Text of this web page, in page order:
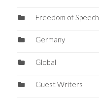
Freedom of Speech
Germany
Global
Guest Writers